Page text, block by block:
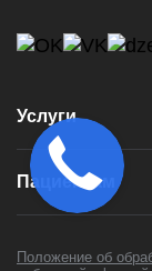
Услуги
Консультация и
Имплантация
Коронки
Пациентам
Положение об